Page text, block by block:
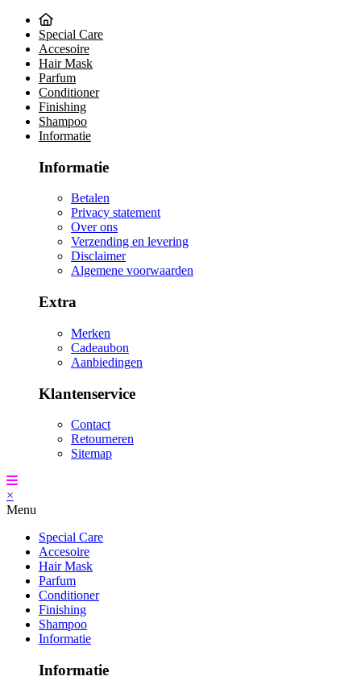
Special Care
Accesoire
Hair Mask
Parfum
Conditioner
Finishing
Shampoo
Informatie
Informatie
Betalen
Privacy statement
Over ons
Verzending en levering
Disclaimer
Algemene voorwaarden
Extra
Merken
Cadeaubon
Aanbiedingen
Klantenservice
Contact
Retourneren
Sitemap
×
Menu
Special Care
Accesoire
Hair Mask
Parfum
Conditioner
Finishing
Shampoo
Informatie
Informatie